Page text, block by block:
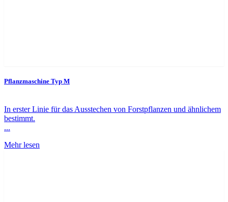
Pflanzmaschine Typ M
In erster Linie für das Ausstechen von Forstpflanzen und ähnlichem
bestimmt.
...
Mehr lesen